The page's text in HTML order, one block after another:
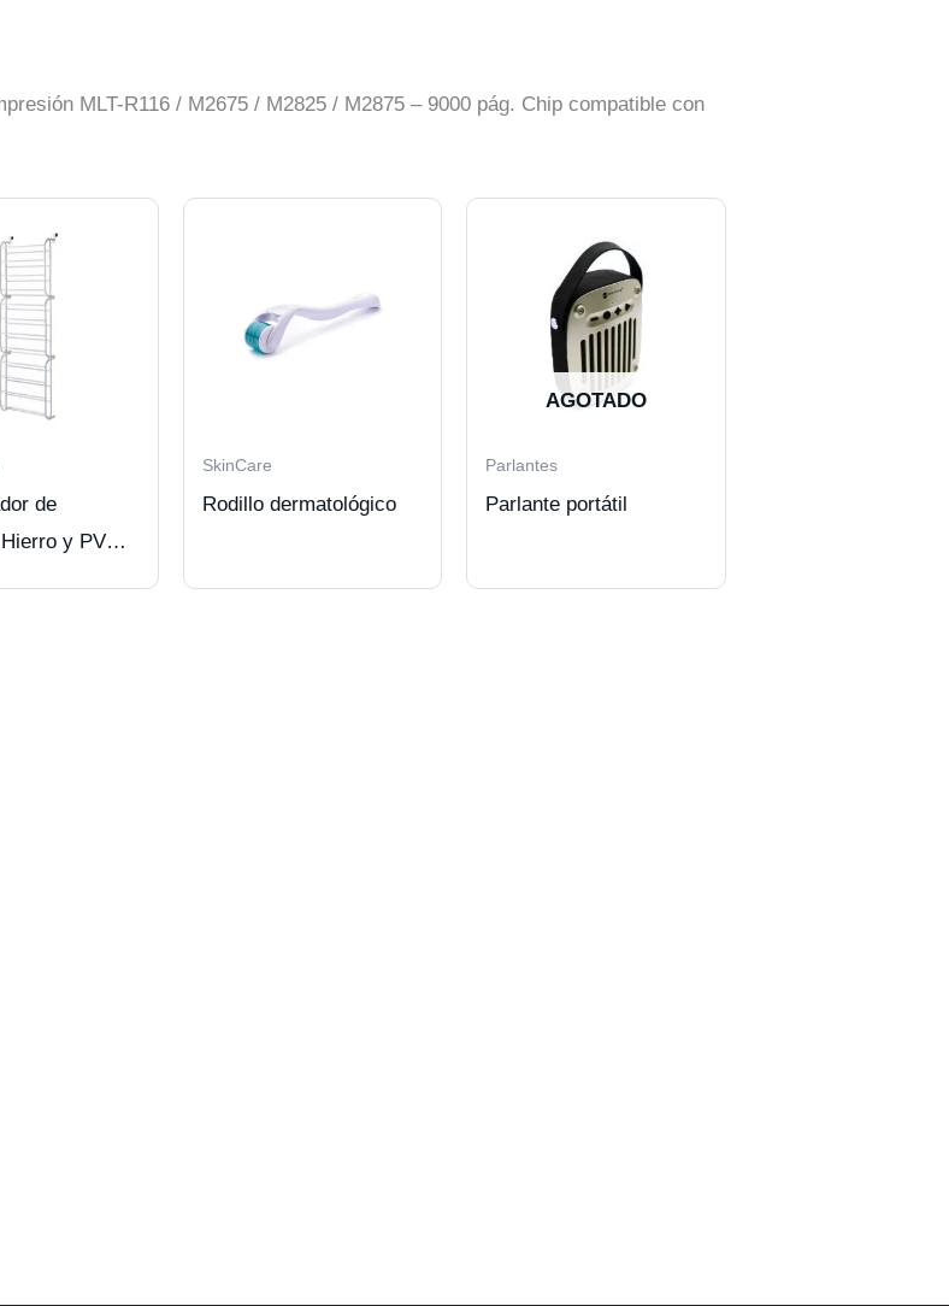
MLT-R116 / M2675 / M2825 / M2875 – 9000 pág. Chip compatible con
de
y PVC,
SkinCare
Rodillo dermatológico
AGOTADO
Parlantes
Parlante portátil